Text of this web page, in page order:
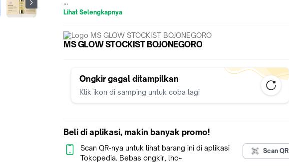
Niacinamide: Mencerahkan kulit, mencegah penuaan dini.
Madecassoside: Anti inflamasi, antioksidan, dan anti penuaan.
Manfaat Serum:
Menyamarkan noda hitam.
Memperkuat skin barrier.
Bekerja cepat.
Lihat Selengkapnya
MS GLOW STOCKIST BOJONEGORO
Ongkir gagal ditampilkan
Klik ikon di samping untuk coba lagi
Beli di aplikasi, makin banyak promo!
Scan QR-nya untuk lihat barang ini di aplikasi
Tokopedia. Bebas ongkir, lho~
Scan QR